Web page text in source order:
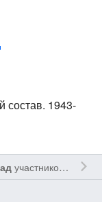
1943-
участником